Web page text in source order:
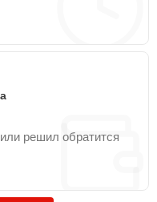
решил обратится